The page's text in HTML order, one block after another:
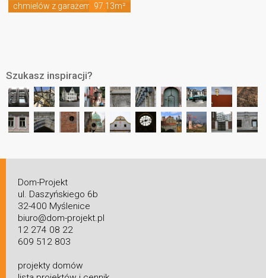
chmielów z garażem 3597.13m²
Szukasz inspiracji?
Dom-Projekt
ul. Daszyńskiego 6b
32-400 Myślenice
biuro@dom-projekt.pl
12 274 08 22
609 512 803
projekty domów